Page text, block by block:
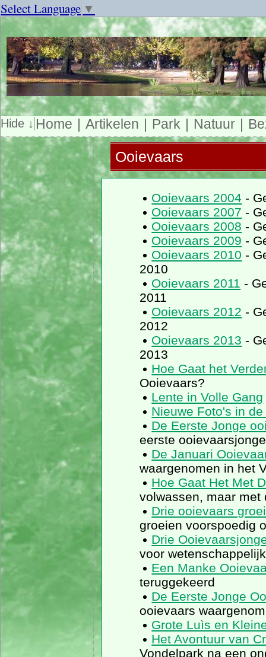
Select Language ▼
Home Artikelen Park Natuur
Ooievaars
Ooievaars 2004 -
Ooievaars 2007 -
Ooievaars 2008 -
Ooievaars 2009 -
Ooievaars 2010 -
2010
Ooievaars 2011 -
2011
Ooievaars 2012 -
2012
Ooievaars 2013 -
2013
Hoe Gaat het
Ooievaars?
Lente in Volle Gang
Nieuwe Foto's in
De Eerste Jonge
eerste
De Januari
waargenomen in het
Hoe Gaat Het Met
volwassen, maar
Drie ooievaars
groeien voorspoedig
Drie
voor
Een Manke
teruggekeerd
De Eerste Jonge
ooievaars
Grote Luìs en
Het Avontuur van
Vondelpark na een